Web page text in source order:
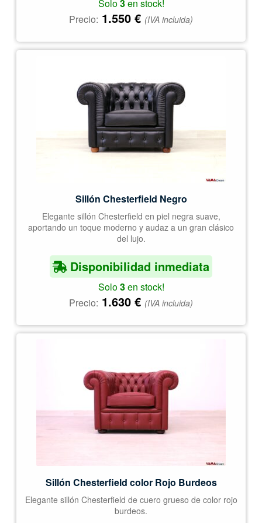
Solo3en stock!
Precio: 1.550 € (IVA incluida)
Sillón Chesterfield Negro
Elegante sillón Chesterfield en piel negra suave,
aportando un toque moderno y audaz a un gran clásico
del lujo.
Disponibilidad inmediata
Solo3en stock!
Precio: 1.630 € (IVA incluida)
Sillón Chesterfield color Rojo Burdeos
Elegante sillón Chesterfield de cuero grueso de color rojo
burdeos.